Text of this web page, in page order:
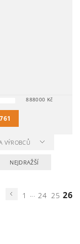
888000 Kč
761
VÝROBCŮ
NEJDRAŽŠÍ
1 ... 24 25 26